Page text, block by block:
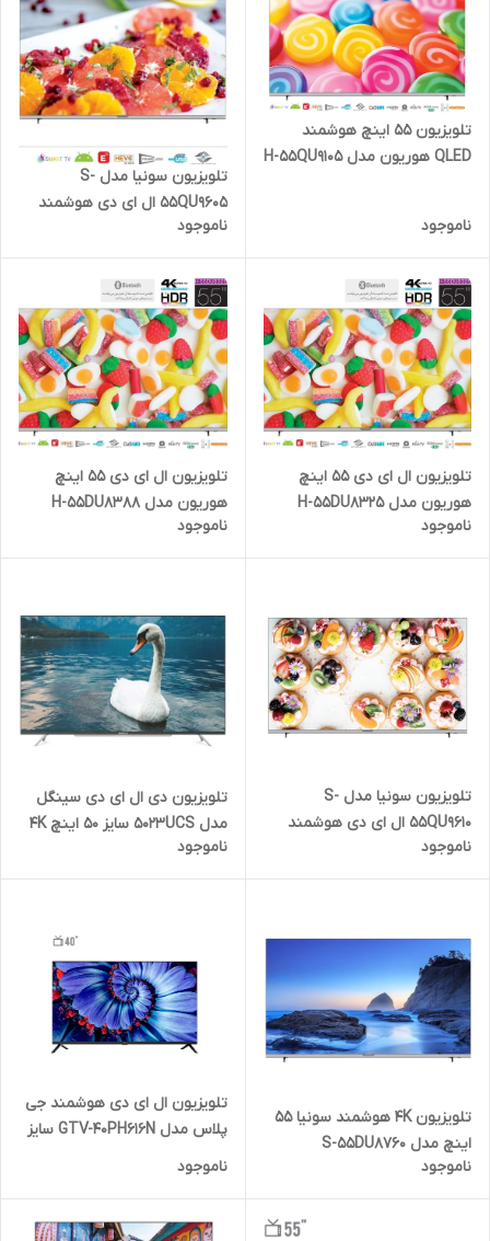
تلویزیون 55 اینچ هوشمند
QLED هوریون مدل H-55QU9105
ناموجود
تلویزیون سونیا مدل S-
55QU9605 ال ای دی هوشمند
QLED سایز 55 اینچ
ناموجود
تلویزیون ال ای دی 55 اینچ
هوریون مدل H-55DU8325
هوشمند
ناموجود
تلویزیون ال ای دی 55 اینچ
هوریون مدل H-55DU8388
هوشمند 4کی
ناموجود
تلویزیون سونیا مدل S-
55QU9610 ال ای دی هوشمند
QLED سایز 55
ناموجود
تلویزیون دی ال ای دی سینگل
مدل 5023UCS سایز 50 اینچ 4K
اسمارت
ناموجود
تلویزیون 4K هوشمند سونیا 55
اینچ مدل S-55DU8760
ناموجود
تلویزیون ال ای دی هوشمند جی
پلاس مدل GTV-40PH616N سایز
40 اینچ
ناموجود